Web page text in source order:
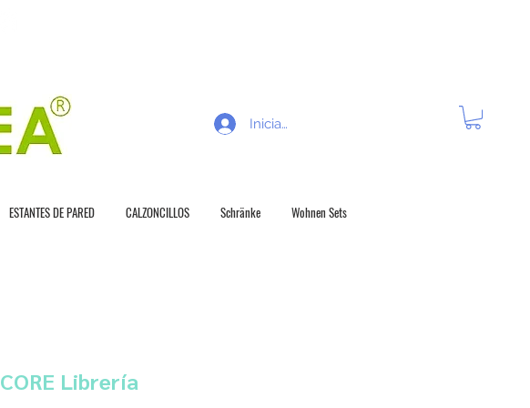
Iniciar sesión
ESTANTES DE PARED CALZONCILLOS Schränke Wohnen Sets
CORE Librería